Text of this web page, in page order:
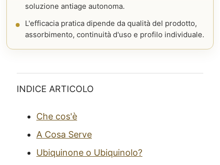
soluzione antiage autonoma.
L'efficacia pratica dipende da qualità del prodotto,
assorbimento, continuità d'uso e profilo individuale.
INDICE ARTICOLO
Che cos'è
A Cosa Serve
Ubiquinone o Ubiquinolo?